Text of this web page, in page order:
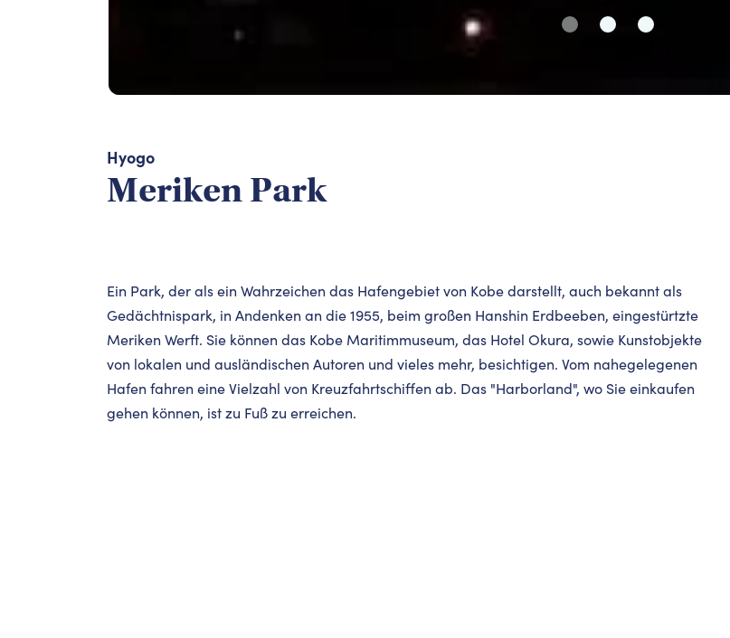
Hyogo
Meriken Park
Ein Park, der als ein Wahrzeichen das Hafengebiet von Kobe darstellt, auch bekannt als
Gedächtnispark, in Andenken an die 1955, beim großen Hanshin Erdbeeben, eingestürtzte
Meriken Werft. Sie können das Kobe Maritimmuseum, das Hotel Okura, sowie Kunstobjekte
von lokalen und ausländischen Autoren und vieles mehr, besichtigen. Vom nahegelegenen
Hafen fahren eine Vielzahl von Kreuzfahrtschiffen ab. Das "Harborland", wo Sie einkaufen
gehen können, ist zu Fuß zu erreichen.